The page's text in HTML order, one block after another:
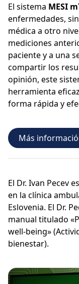
El sistema MESI
enfermedades,
médica a otro
mediciones
paciente y a una
compartir los
opinión, este
herramienta
forma rápida y
Más
El Dr. Ivan Pecev
en la clínica
Eslovenia. El Dr.
manual titulado
well-being»
bienestar).